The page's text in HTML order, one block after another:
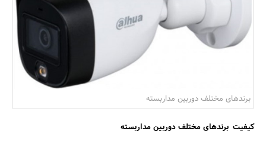
بانک، بیمه و سرمایه
مسکن و ساختمان
برندهای مختلف دوربین مداربسته
کیفیت برندهای مختلف دوربین مداربسته